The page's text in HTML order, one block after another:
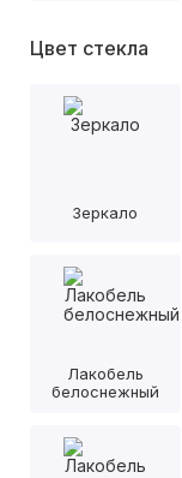
Цвет стекла
Зеркало
Лакобель
белоснежный